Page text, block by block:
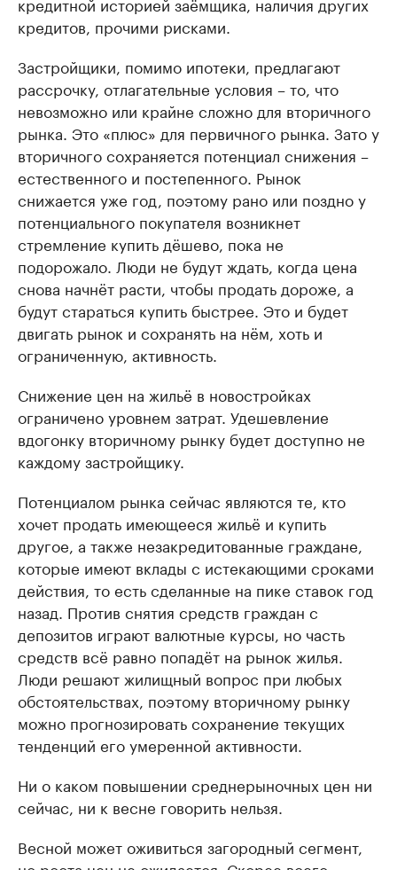
кредитов, прочими рисками.
Застройщики, помимо ипотеки, предлагают
рассрочку, отлагательные условия – то, что
невозможно или крайне сложно для вторичного
рынка. Это «плюс» для первичного рынка. Зато у
вторичного сохраняется потенциал снижения –
естественного и постепенного. Рынок
снижается уже год, поэтому рано или поздно у
потенциального покупателя возникнет
стремление купить дёшево, пока не
подорожало. Люди не будут ждать, когда цена
снова начнёт расти, чтобы продать дороже, а
будут стараться купить быстрее. Это и будет
двигать рынок и сохранять на нём, хоть и
ограниченную, активность.
Снижение цен на жильё в новостройках
ограничено уровнем затрат. Удешевление
вдогонку вторичному рынку будет доступно не
каждому застройщику.
Потенциалом рынка сейчас являются те, кто
хочет продать имеющееся жильё и купить
другое, а также незакредитованные граждане,
которые имеют вклады с истекающими сроками
действия, то есть сделанные на пике ставок год
назад. Против снятия средств граждан с
депозитов играют валютные курсы, но часть
средств всё равно попадёт на рынок жилья.
Люди решают жилищный вопрос при любых
обстоятельствах, поэтому вторичному рынку
можно прогнозировать сохранение текущих
тенденций его умеренной активности.
Ни о каком повышении среднерыночных цен ни
сейчас, ни к весне говорить нельзя.
Весной может оживиться загородный сегмент,